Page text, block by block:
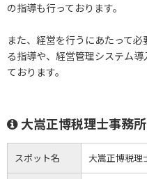
の指導も行っております。
また、経営を行うにあたって
る指導や、経営管理システム
ております。
大嵩正博税理士事務
スポット名 大嵩正博税理